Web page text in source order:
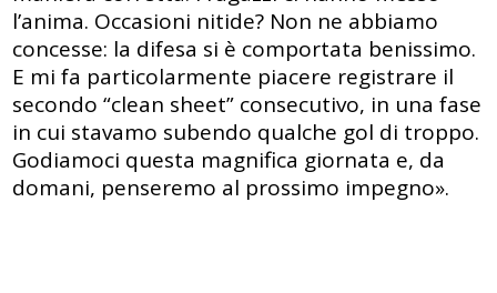
l’anima. Occasioni nitide? Non ne abbiamo
concesse: la difesa si è comportata benissimo.
E mi fa particolarmente piacere registrare il
secondo “clean sheet” consecutivo, in una fase
in cui stavamo subendo qualche gol di troppo.
Godiamoci questa magnifica giornata e, da
domani, penseremo al prossimo impegno».